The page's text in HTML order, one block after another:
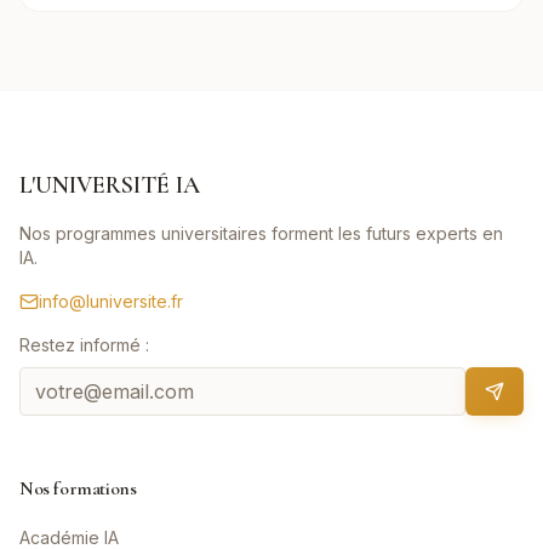
L'UNIVERSITÉ IA
Nos programmes universitaires forment les futurs experts en
IA.
info@luniversite.fr
Restez informé :
Nos formations
Académie IA